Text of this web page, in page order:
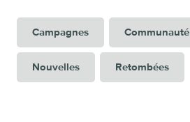
Campagnes Communauté
Nouvelles Retombées